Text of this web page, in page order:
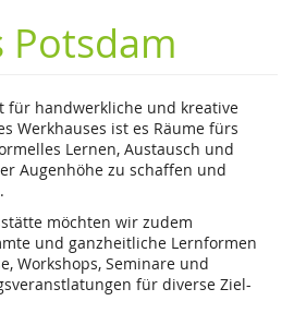
Potsdam
für handwerkliche und kreative
Werkhauses ist es Räume fürs
Lernen, Austausch und
Augenhöhe zu schaffen und
möchten wir zudem
und ganzheitliche Lernformen
Workshops, Seminare und
für diverse Ziel-